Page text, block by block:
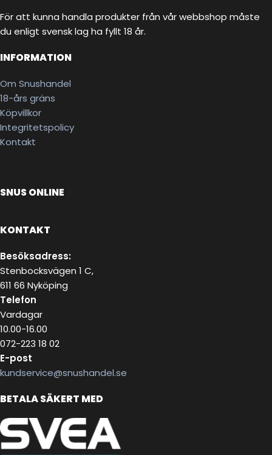
För att kunna handla produkter från vår webbshop måste
du enligt svensk lag ha fyllt 18 år.
INFORMATION
Om Snushandel
18-års gräns
Köpvillkor
Integritetspolicy
Kontakt
SNUS ONLINE
KONTAKT
Besöksadress:
Stenbocksvägen 1 C,
611 66 Nyköping
Telefon
Vardagar
10.00-16.00
072-223 18 02
E-post
kundservice@snushandel.se
BETALA SÄKERT MED